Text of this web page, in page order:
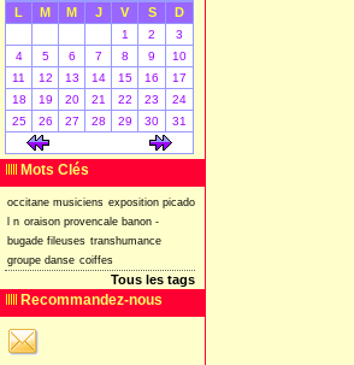
L M M J V S D
1 2
3
4
5 6 7 8 9
10
11
12 13 14 15 16
17
18
19 20 21 22 23
24
25
26 27 28 29 30 31
Mots Clés
occitane musiciens exposition picado
n oraison provencale banon -
bugade fileuses transhumance
groupe danse coiffes
Tous les tags
Recommandez-nous